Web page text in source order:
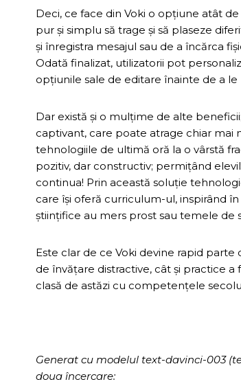
Deci, ce face din Voki o opțiune atât
pur și simplu să trage și să plaseze
și înregistra mesajul sau de a încărca
Odată finalizat, utilizatorii pot
opțiunile sale de editare înainte de a
Dar există și o mulțime de alte
captivant, care poate atrage chiar
tehnologiile de ultimă oră la o vârstă
pozitiv, dar constructiv; permițând
continua! Prin această soluție
care își oferă curriculum-ul, inspirând
științifice au mers prost sau temele
Este clar de ce Voki devine rapid
de învățare distractive, cât și practice
clasă de astăzi cu competențele
Generat cu modelul text-davinci-003
doua încercare: